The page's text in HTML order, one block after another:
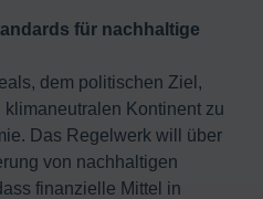
für nachhaltige
dem politischen Ziel,
Kontinent zu
Das Regelwerk will über
von nachhaltigen
finanzielle Mittel in